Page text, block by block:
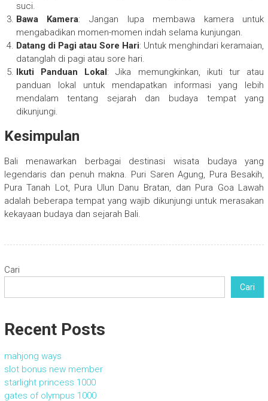
suci.
Bawa Kamera: Jangan lupa membawa kamera untuk
mengabadikan momen-momen indah selama kunjungan.
Datang di Pagi atau Sore Hari: Untuk menghindari keramaian,
datanglah di pagi atau sore hari.
Ikuti Panduan Lokal: Jika memungkinkan, ikuti tur atau
panduan lokal untuk mendapatkan informasi yang lebih
mendalam tentang sejarah dan budaya tempat yang
dikunjungi.
Kesimpulan
Bali menawarkan berbagai destinasi wisata budaya yang
legendaris dan penuh makna. Puri Saren Agung, Pura Besakih,
Pura Tanah Lot, Pura Ulun Danu Bratan, dan Pura Goa Lawah
adalah beberapa tempat yang wajib dikunjungi untuk merasakan
kekayaan budaya dan sejarah Bali.
Cari
Cari
Recent Posts
mahjong ways
slot bonus new member
starlight princess 1000
gates of olympus 1000